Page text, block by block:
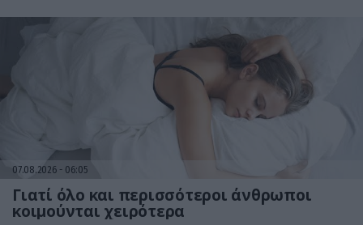
07.08.2026 06:05
Γιατί όλο και περισσότεροι άνθρωποι
κοιμούνται χειρότερα